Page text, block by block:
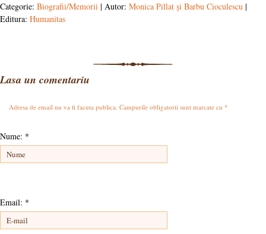
Categorie: Biografii/Memorii | Autor: Monica Pillat și Barbu Cioculescu |
Editura: Humanitas
Lasa un comentariu
Adresa de email nu va fi facuta publica. Campurile obligatorii sunt marcate cu *
Nume: *
Email: *